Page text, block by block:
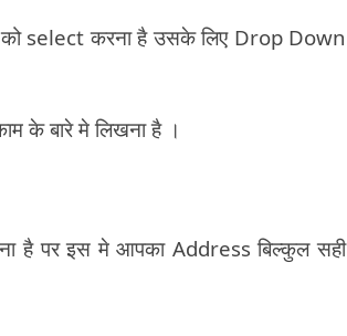
select करना है उसके लिए Drop Down
के बारे मे लिखना है ।
है पर इस मे आपका Address बिल्कुल सही